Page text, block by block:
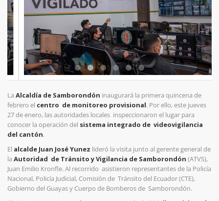
La Alcaldía de Samborondón inaugurará la primera quincena de
febrero el centro de monitoreo provisional. Por ello, este jueves
27 de enero, las autoridades locales inspeccionaron el lugar para
conocer la operación del sistema integrado de videovigilancia
del cantón.
El alcalde Juan José Yunez lideró la visita junto al gerente general de
la Autoridad de Tránsito y Vigilancia de Samborondón (ATVS),
Juan Emilio Kronfle. Al recorrido asistieron representantes de la Policía
Nacional, Policía Judicial, Comisión de Tránsito del Ecuador (CTE),
Gobierno del Guayas y Cuerpo de Bomberos de Samborondón.